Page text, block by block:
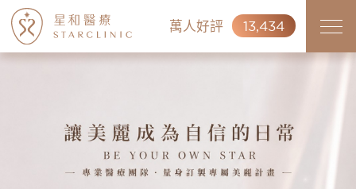
萬人好評 13,434